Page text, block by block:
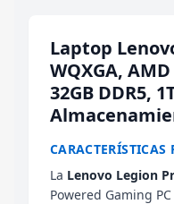
Laptop
WQXGA,
32GB DDR5,
CARACTERÍSTICAS
La Lenovo Legion
Powered Gaming